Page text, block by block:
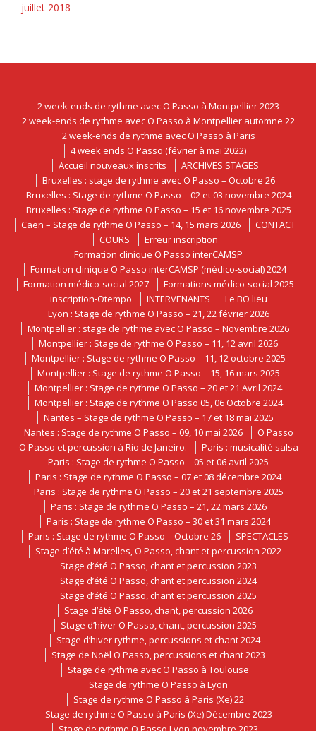
juillet 2018
2 week-ends de rythme avec O Passo à Montpellier 2023
2 week-ends de rythme avec O Passo à Montpellier automne 22
2 week-ends de rythme avec O Passo à Paris
4 week ends O Passo (février à mai 2022)
Accueil nouveaux inscrits
ARCHIVES STAGES
Bruxelles : stage de rythme avec O Passo – Octobre 26
Bruxelles : Stage de rythme O Passo – 02 et 03 novembre 2024
Bruxelles : Stage de rythme O Passo – 15 et 16 novembre 2025
Caen – Stage de rythme O Passo – 14, 15 mars 2026
CONTACT
COURS
Erreur inscription
Formation clinique O Passo interCAMSP
Formation clinique O Passo interCAMSP (médico-social) 2024
Formation médico-social 2027
Formations médico-social 2025
inscription-Otempo
INTERVENANTS
Le BO lieu
Lyon : Stage de rythme O Passo – 21, 22 février 2026
Montpellier : stage de rythme avec O Passo – Novembre 2026
Montpellier : Stage de rythme O Passo – 11, 12 avril 2026
Montpellier : Stage de rythme O Passo – 11, 12 octobre 2025
Montpellier : Stage de rythme O Passo – 15, 16 mars 2025
Montpellier : Stage de rythme O Passo – 20 et 21 Avril 2024
Montpellier : Stage de rythme O Passo 05, 06 Octobre 2024
Nantes – Stage de rythme O Passo – 17 et 18 mai 2025
Nantes : Stage de rythme O Passo – 09, 10 mai 2026
O Passo
O Passo et percussion à Rio de Janeiro.
Paris : musicalité salsa
Paris : Stage de rythme O Passo – 05 et 06 avril 2025
Paris : Stage de rythme O Passo – 07 et 08 décembre 2024
Paris : Stage de rythme O Passo – 20 et 21 septembre 2025
Paris : Stage de rythme O Passo – 21, 22 mars 2026
Paris : Stage de rythme O Passo – 30 et 31 mars 2024
Paris : Stage de rythme O Passo – Octobre 26
SPECTACLES
Stage d’été à Marelles, O Passo, chant et percussion 2022
Stage d’été O Passo, chant et percussion 2023
Stage d’été O Passo, chant et percussion 2024
Stage d’été O Passo, chant et percussion 2025
Stage d’été O Passo, chant, percussion 2026
Stage d’hiver O Passo, chant, percussion 2025
Stage d’hiver rythme, percussions et chant 2024
Stage de Noël O Passo, percussions et chant 2023
Stage de rythme avec O Passo à Toulouse
Stage de rythme O Passo à Lyon
Stage de rythme O Passo à Paris (Xe) 22
Stage de rythme O Passo à Paris (Xe) Décembre 2023